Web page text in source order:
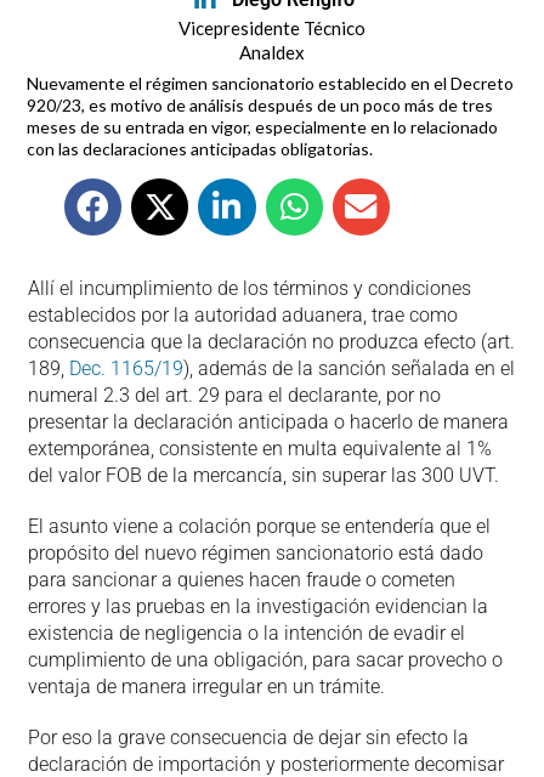
Vicepresidente Técnico
Analdex
Nuevamente el régimen sancionatorio establecido en el Decreto
920/23, es motivo de análisis después de un poco más de tres
meses de su entrada en vigor, especialmente en lo relacionado
con las declaraciones anticipadas obligatorias.
Allí el incumplimiento de los términos y condiciones
establecidos por la autoridad aduanera, trae como
consecuencia que la declaración no produzca efecto (art.
189, Dec. 1165/19), además de la sanción señalada en el
numeral 2.3 del art. 29 para el declarante, por no
presentar la declaración anticipada o hacerlo de manera
extemporánea, consistente en multa equivalente al 1%
del valor FOB de la mercancía, sin superar las 300 UVT.
El asunto viene a colación porque se entendería que el
propósito del nuevo régimen sancionatorio está dado
para sancionar a quienes hacen fraude o cometen
errores y las pruebas en la investigación evidencian la
existencia de negligencia o la intención de evadir el
cumplimiento de una obligación, para sacar provecho o
ventaja de manera irregular en un trámite.
Por eso la grave consecuencia de dejar sin efecto la
declaración de importación y posteriormente decomisar